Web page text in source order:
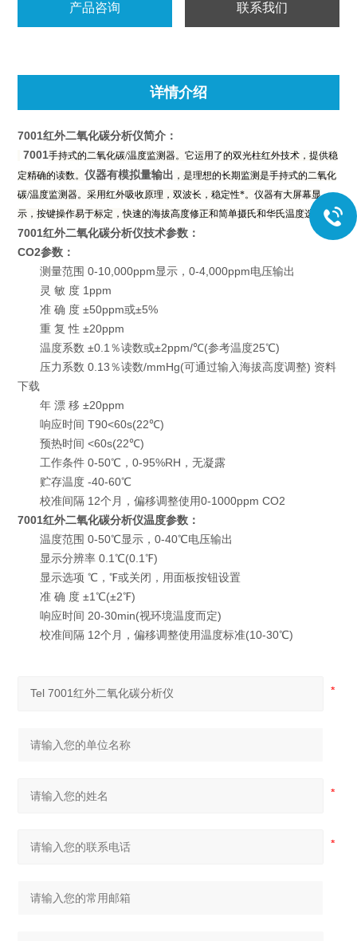
产品咨询 联系我们
详情介绍
7001红外二氧化碳分析仪简介：
7001手持式的二氧化碳/温度监测器。它运用了的双光柱红外技术，提供稳
定精确的读数。仪器有模拟量输出 ，是理想的长期监测是手持式的二氧化
碳/温度监测器。采用红外吸收原理，双波长，稳定性*。仪器有大屏幕显
示，按键操作易于标定，快速的海拔高度修正和简单摄氏和华氏温度选定。
7001红外二氧化碳分析仪技术参数：
CO2参数：
测量范围 0-10,000ppm显示，0-4,000ppm电压输出
灵 敏 度 1ppm
准 确 度 ±50ppm或±5%
重 复 性 ±20ppm
温度系数 ±0.1％读数或±2ppm/℃(参考温度25℃)
压力系数 0.13％读数/mmHg(可通过输入海拔高度调整) 资料
下载
年 漂 移 ±20ppm
响应时间 T90<60s(22℃)
预热时间 <60s(22℃)
工作条件 0-50℃，0-95%RH，无凝露
贮存温度 -40-60℃
校准间隔 12个月，偏移调整使用0-1000ppm CO2
7001红外二氧化碳分析仪温度参数：
温度范围 0-50℃显示，0-40℃电压输出
显示分辨率 0.1℃(0.1℉)
显示选项 ℃，℉或关闭，用面板按钮设置
准 确 度 ±1℃(±2℉)
响应时间 20-30min(视环境温度而定)
校准间隔 12个月，偏移调整使用温度标准(10-30℃)